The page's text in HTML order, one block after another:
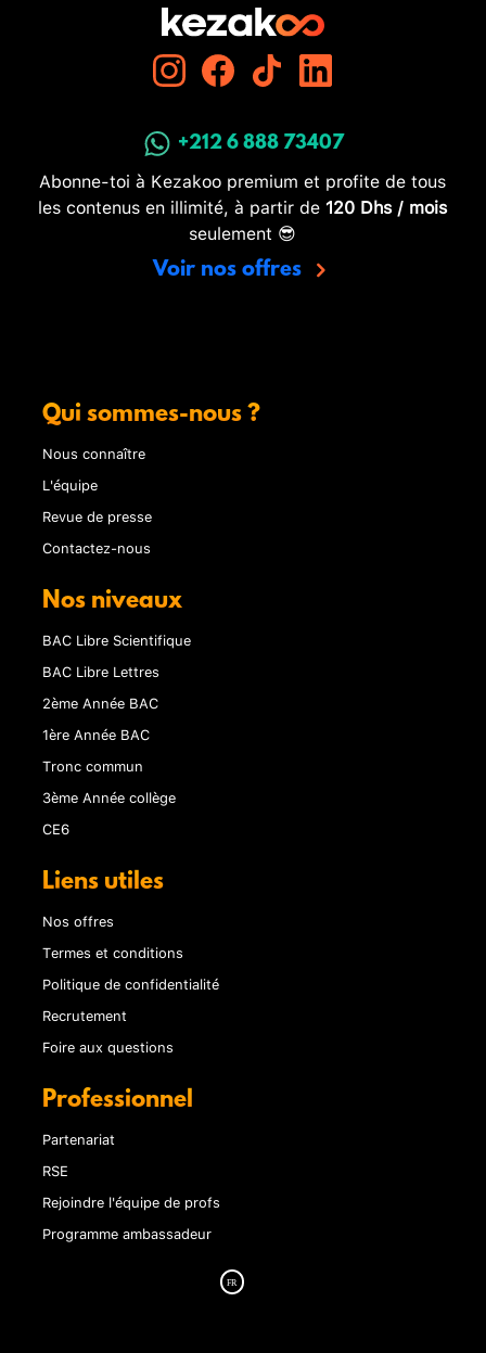
+212 6 888 73407
Abonne-toi à Kezakoo premium et profite de tous
les contenus en illimité, à partir de 120 Dhs / mois
seulement 😎
Voir nos offres
Qui sommes-nous ?
Nous connaître
L'équipe
Revue de presse
Contactez-nous
Nos niveaux
BAC Libre Scientifique
BAC Libre Lettres
2ème Année BAC
1ère Année BAC
Tronc commun
3ème Année collège
CE6
Liens utiles
Nos offres
Termes et conditions
Politique de confidentialité
Recrutement
Foire aux questions
Professionnel
Partenariat
RSE
Rejoindre l'équipe de profs
Programme ambassadeur